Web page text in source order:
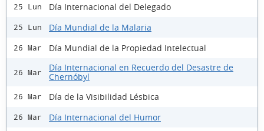
25 Lun Día Internacional del Delegado
25 Lun Día Mundial de la Malaria
26 Mar Día Mundial de la Propiedad Intelectual
26 Mar
Día Internacional en Recuerdo del Desastre de
Chernóbyl
26 Mar Día de la Visibilidad Lésbica
26 Mar Día Internacional del Humor